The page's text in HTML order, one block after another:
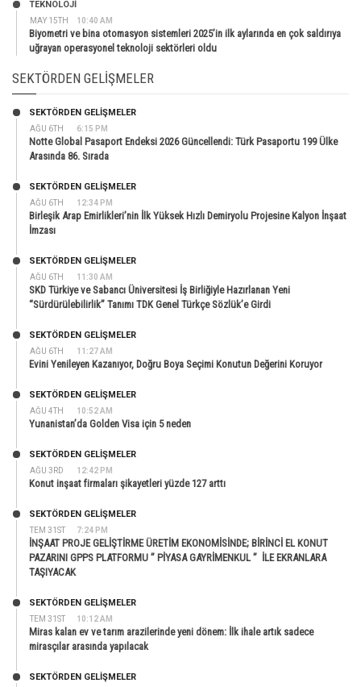
MAY 15TH 10:40 AM
TEKNOLOJİ
Biyometri ve bina otomasyon sistemleri 2025’in ilk aylarında en çok saldırıya
uğrayan operasyonel teknoloji sektörleri oldu
SEKTÖRDEN GELIŞMELER
AĞU 6TH 6:15 PM
SEKTÖRDEN GELIŞMELER
Notte Global Pasaport Endeksi 2026 Güncellendi: Türk Pasaportu 199 Ülke
Arasında 86. Sırada
AĞU 6TH 12:34 PM
SEKTÖRDEN GELIŞMELER
Birleşik Arap Emirlikleri’nin İlk Yüksek Hızlı Demiryolu Projesine Kalyon İnşaat
İmzası
AĞU 6TH 11:30 AM
SEKTÖRDEN GELIŞMELER
SKD Türkiye ve Sabancı Üniversitesi İş Birliğiyle Hazırlanan Yeni
“Sürdürülebilirlik” Tanımı TDK Genel Türkçe Sözlük’e Girdi
AĞU 6TH 11:27 AM
SEKTÖRDEN GELIŞMELER
Evini Yenileyen Kazanıyor, Doğru Boya Seçimi Konutun Değerini Koruyor
AĞU 4TH 10:52 AM
SEKTÖRDEN GELIŞMELER
Yunanistan’da Golden Visa için 5 neden
AĞU 3RD 12:42 PM
SEKTÖRDEN GELIŞMELER
Konut inşaat firmaları şikayetleri yüzde 127 arttı
TEM 31ST 7:24 PM
SEKTÖRDEN GELIŞMELER
İNŞAAT PROJE GELİŞTİRME ÜRETİM EKONOMİSİNDE; BİRİNCİ EL KONUT
PAZARINI GPPS PLATFORMU ” PİYASA GAYRİMENKUL ” İLE EKRANLARA
TAŞIYACAK
TEM 31ST 10:12 AM
SEKTÖRDEN GELIŞMELER
Miras kalan ev ve tarım arazilerinde yeni dönem: İlk ihale artık sadece
mirasçılar arasında yapılacak
SEKTÖRDEN GELIŞMELER